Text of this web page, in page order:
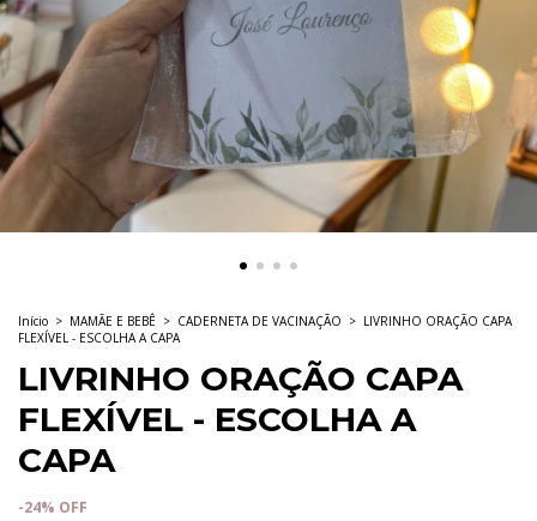
Início > MAMÃE E BEBÊ > CADERNETA DE VACINAÇÃO > LIVRINHO ORAÇÃO CAPA
FLEXÍVEL - ESCOLHA A CAPA
LIVRINHO ORAÇÃO CAPA
FLEXÍVEL - ESCOLHA A
CAPA
-24% OFF